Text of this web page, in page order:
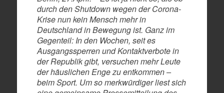
durch den Shutdown wegen der Corona-
Krise nun kein Mensch mehr in
Deutschland in Bewegung ist. Ganz im
Gegenteil: In den Wochen, seit es
Ausgangssperren und Kontaktverbote in
der Republik gibt, versuchen mehr Leute
der häuslichen Enge zu entkommen –
beim Sport. Um so merkwürdiger liest sich